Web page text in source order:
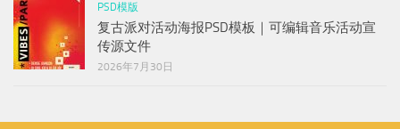
PSD模版
复古派对活动海报PSD模板｜可编辑音乐活动宣
传源文件
2026年7月30日